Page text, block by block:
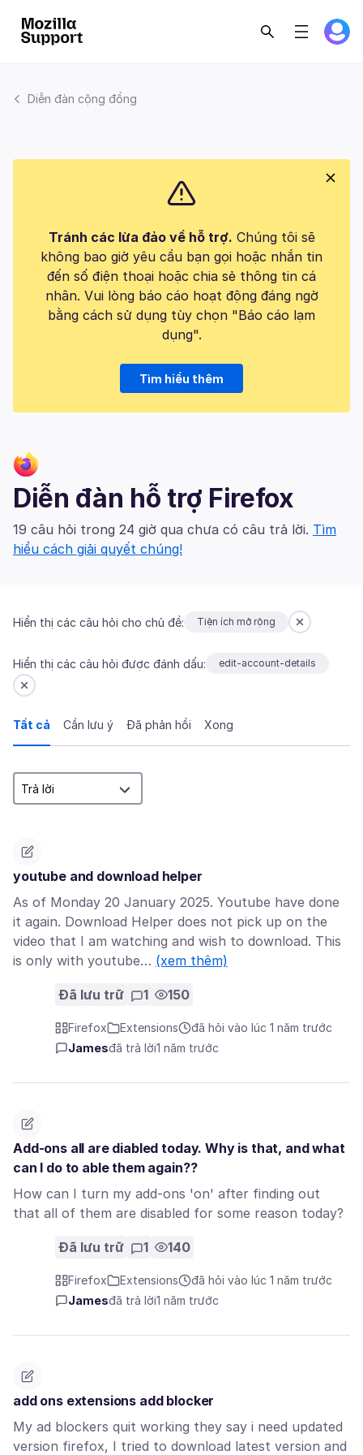
Diễn đàn cộng đồng
Tránh các lừa đảo về hỗ trợ. Chúng tôi sẽ
không bao giờ yêu cầu bạn gọi hoặc nhắn tin
đến số điện thoại hoặc chia sẻ thông tin cá
nhân. Vui lòng báo cáo hoạt động đáng ngờ
bằng cách sử dụng tùy chọn "Báo cáo lạm
dụng".
Tìm hiểu thêm
Diễn đàn hỗ trợ Firefox
19 câu hỏi trong 24 giờ qua chưa có câu trả lời. Tìm
hiểu cách giải quyết chúng!
Hiển thị các câu hỏi cho chủ đề: Tiện ích mở rộng
Hiển thị các câu hỏi được đánh dấu: edit-account-details
Tất cả Cần lưu ý Đã phản hồi Xong
youtube and download helper
As of Monday 20 January 2025. Youtube have done
it again. Download Helper does not pick up on the
video that I am watching and wish to download. This
is only with youtube… (xem thêm)
Đã lưu trữ 1 150
Firefox Extensions
đã hỏi vào lúc 1 năm trước
Jamesđã trả lời1 năm trước
Add-ons all are diabled today. Why is that, and what
can I do to able them again??
How can I turn my add-ons 'on' after finding out
that all of them are disabled for some reason today?
Đã lưu trữ 1 140
Firefox Extensions
đã hỏi vào lúc 1 năm trước
Jamesđã trả lời1 năm trước
add ons extensions add blocker
My ad blockers quit working they say i need updated
version firefox, I tried to download latest version and